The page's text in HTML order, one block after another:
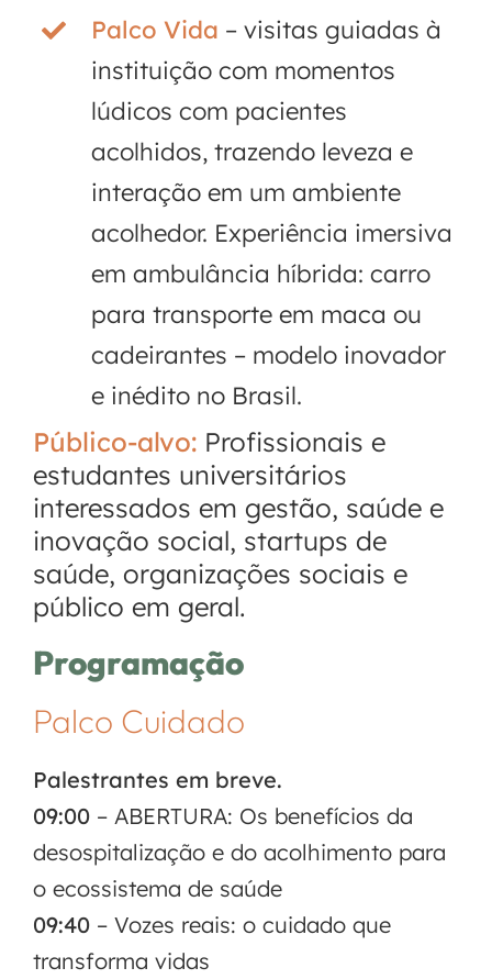
Palco Vida – visitas guiadas à
instituição com momentos
lúdicos com pacientes
acolhidos, trazendo leveza e
interação em um ambiente
acolhedor. Experiência imersiva
em ambulância híbrida: carro
para transporte em maca ou
cadeirantes – modelo inovador
e inédito no Brasil.
Público-alvo: Profissionais e
estudantes universitários
interessados em gestão, saúde e
inovação social, startups de
saúde, organizações sociais e
público em geral.
Programação
Palco Cuidado
Palestrantes em breve.
09:00 – ABERTURA: Os benefícios da
desospitalização e do acolhimento para
o ecossistema de saúde
09:40 – Vozes reais: o cuidado que
transforma vidas